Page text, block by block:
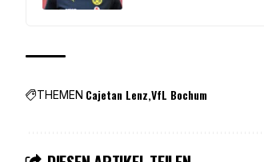
THEMEN Cajetan Lenz VfL Bochum